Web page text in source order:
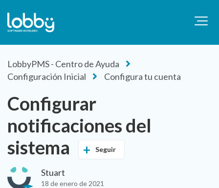
LobbyPMS - Centro de Ayuda
Configuración Inicial
Configura tu cuenta
Configurar
notificaciones del
sistema
Seguir
Stuart
18 de enero de 2021